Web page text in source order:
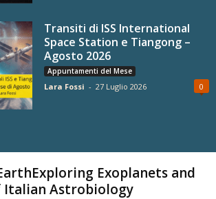
Transiti di ISS International
Space Station e Tiangong –
Agosto 2026
Appuntamenti del Mese
Lara Fossi - 27 Luglio 2026 0
Exoplanets and
Italian Astrobiology